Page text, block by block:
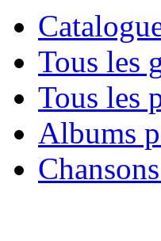
Tous les
Tous les
Albums